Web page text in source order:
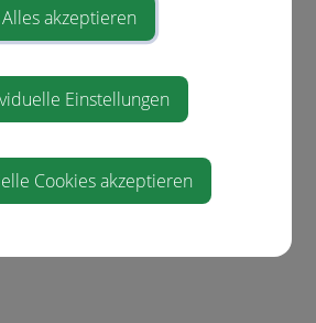
Alles akzeptieren
Einstellungen
Cookies akzeptieren